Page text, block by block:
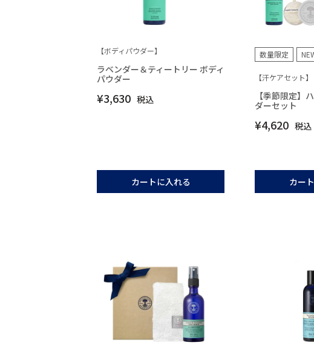
【ボディパウダー】
ラベンダー＆ティートリー ボディ
パウダー
¥3,630 税込
カートに入れる
数量限定
【汗ケアセット】
【季節限定】
ダーセット
¥4,620 税込
カー